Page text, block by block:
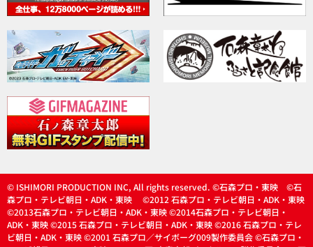
© ISHIMORI PRODUCTION INC, All rights reserved. ©石森プロ・東映 ©石
森プロ・テレビ朝日・ADK・東映 ©2012 石森プロ・テレビ朝日・ADK・東映
©2013石森プロ・テレビ朝日・ADK・東映 ©2014石森プロ・テレビ朝日・
ADK・東映 ©2015 石森プロ・テレビ朝日・ADK・東映 ©2016 石森プロ・テレ
ビ朝日・ADK・東映 ©2001 石森プロ／サイボーグ009製作委員会 ©石森プロ・